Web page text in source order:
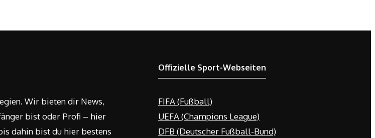
Wir bieten dir News,
bist oder Profi – hier
dahin bist du hier bestens
Offizielle Sport-Webseiten
FIFA (Fußball)
UEFA (Champions League)
DFB (Deutscher Fußball-Bund)